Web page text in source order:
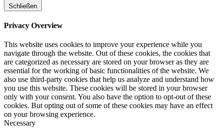
Schließen
Privacy Overview
This website uses cookies to improve your experience while you
navigate through the website. Out of these cookies, the cookies that
are categorized as necessary are stored on your browser as they are
essential for the working of basic functionalities of the website. We
also use third-party cookies that help us analyze and understand how
you use this website. These cookies will be stored in your browser
only with your consent. You also have the option to opt-out of these
cookies. But opting out of some of these cookies may have an effect
on your browsing experience.
Necessary